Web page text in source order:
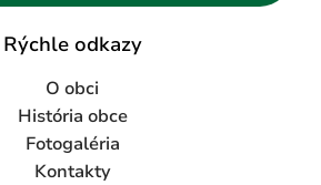
Rýchle odkazy
O obci
História obce
Fotogaléria
Kontakty